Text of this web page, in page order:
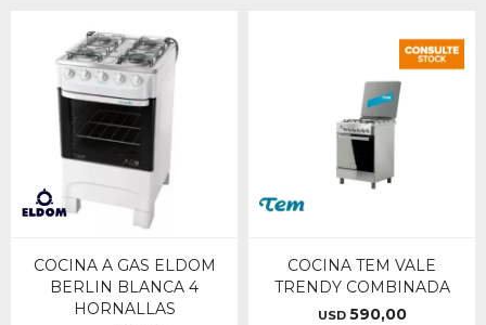
COCINA A GAS ELDOM
BERLIN BLANCA 4
HORNALLAS
COCINA TEM VALE
TRENDY COMBINADA
USD 590,00